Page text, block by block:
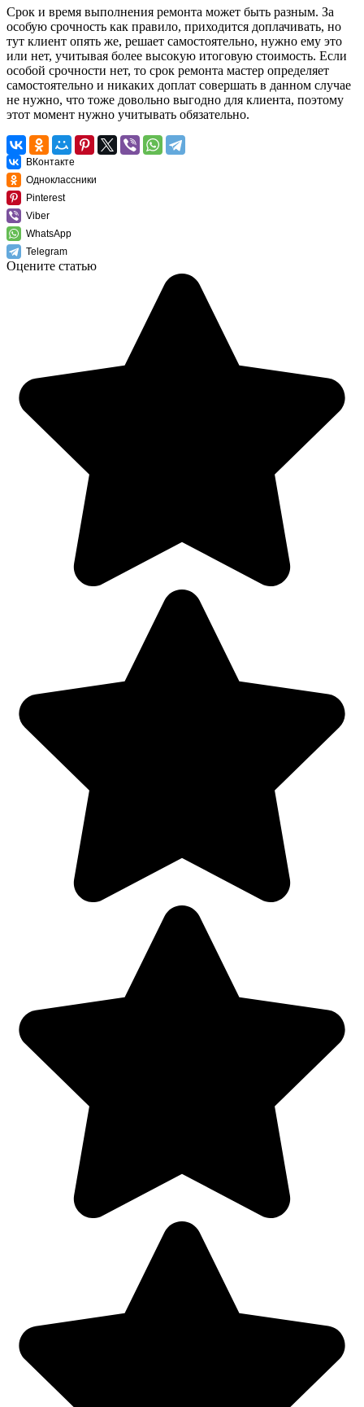
Срок и время выполнения ремонта может быть разным. За
особую срочность как правило, приходится доплачивать, но
тут клиент опять же, решает самостоятельно, нужно ему это
или нет, учитывая более высокую итоговую стоимость. Если
особой срочности нет, то срок ремонта мастер определяет
самостоятельно и никаких доплат совершать в данном случае
не нужно, что тоже довольно выгодно для клиента, поэтому
этот момент нужно учитывать обязательно.
ВКонтакте
Одноклассники
Pinterest
Viber
WhatsApp
Telegram
Оцените статью